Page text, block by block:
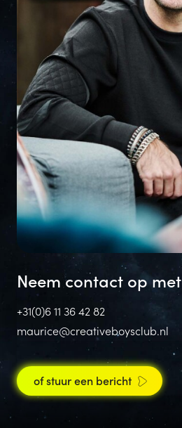
Neem contact op met
+31(0)6 11 36 42 82
maurice@creativeboysclub.nl
of stuur een bericht